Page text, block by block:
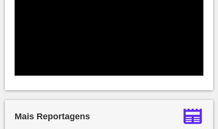
Mais Reportagens